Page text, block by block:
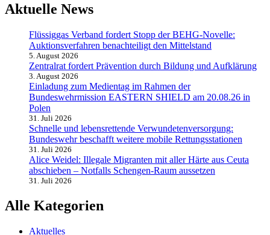
Aktuelle News
Flüssiggas Verband fordert Stopp der BEHG-Novelle:
Auktionsverfahren benachteiligt den Mittelstand
5. August 2026
Zentralrat fordert Prävention durch Bildung und Aufklärung
3. August 2026
Einladung zum Medientag im Rahmen der
Bundeswehrmission EASTERN SHIELD am 20.08.26 in
Polen
31. Juli 2026
Schnelle und lebensrettende Verwundetenversorgung:
Bundeswehr beschafft weitere mobile Rettungsstationen
31. Juli 2026
Alice Weidel: Illegale Migranten mit aller Härte aus Ceuta
abschieben – Notfalls Schengen-Raum aussetzen
31. Juli 2026
Alle Kategorien
Aktuelles